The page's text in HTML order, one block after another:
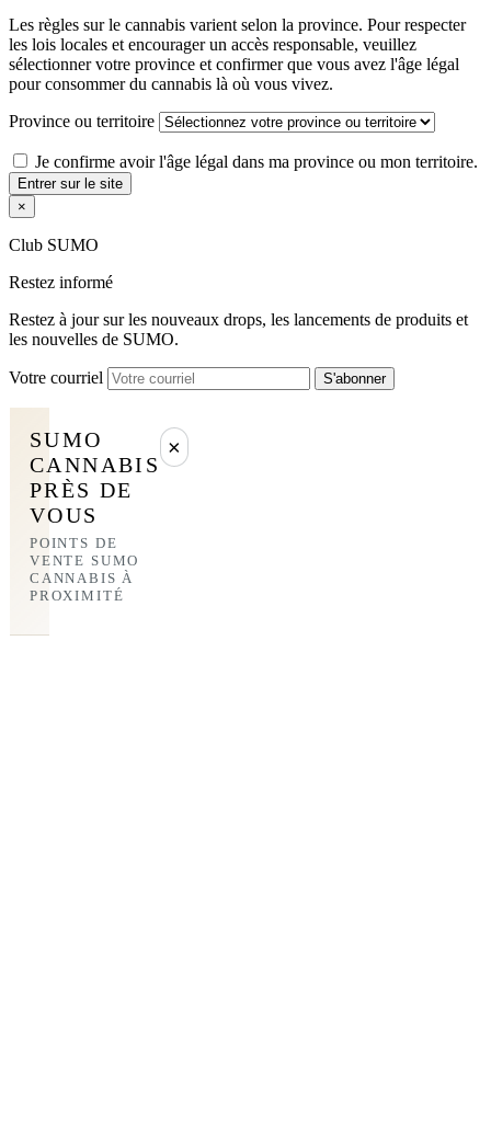
Les règles sur le cannabis varient selon la province. Pour respecter
les lois locales et encourager un accès responsable, veuillez
sélectionner votre province et confirmer que vous avez l'âge légal
pour consommer du cannabis là où vous vivez.
Province ou territoire
Je confirme avoir l'âge légal dans ma province ou mon territoire.
Entrer sur le site
×
Club SUMO
Restez informé
Restez à jour sur les nouveaux drops, les lancements de produits et
les nouvelles de SUMO.
Votre courriel S'abonner
SUMO
CANNABIS
PRÈS DE
VOUS
POINTS DE
VENTE SUMO
CANNABIS À
PROXIMITÉ
×